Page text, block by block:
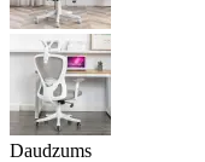
Daudzums